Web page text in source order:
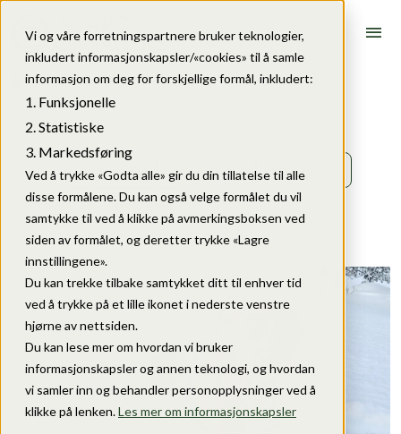
Vi og våre forretningspartnere bruker teknologier,
inkludert informasjonskapsler/«cookies» til å samle
informasjon om deg for forskjellige formål, inkludert:
Funksjonelle
Statistiske
Markedsføring
Ved å trykke «Godta alle» gir du din tillatelse til alle
disse formålene. Du kan også velge formålet du vil
samtykke til ved å klikke på avmerkingsboksen ved
siden av formålet, og deretter trykke «Lagre
innstillingene».
Du kan trekke tilbake samtykket ditt til enhver tid
ved å trykke på et lille ikonet i nederste venstre
hjørne av nettsiden.
Du kan lese mer om hvordan vi bruker
informasjonskapsler og annen teknologi, og hvordan
vi samler inn og behandler personopplysninger ved å
klikke på lenken.Les mer om informasjonskapsler
menu
Kundeprat
Alle Bærekraft Innovasjon Kundeprat
Strategi Teknologi